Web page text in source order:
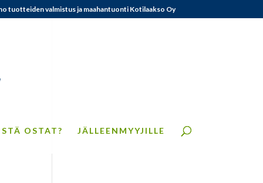
tuotteiden valmistus ja maahantuonti Kotilaakso Oy
OSTAT? JÄLLEENMYYJILLE